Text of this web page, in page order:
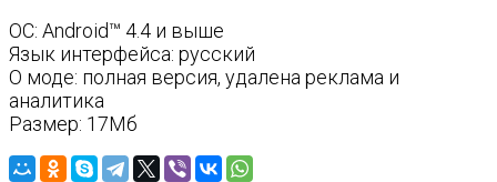
ОС: Android™ 4.4 и выше
Язык интерфейса: русский
О моде: полная версия, удалена реклама и
аналитика
Размер: 17Мб